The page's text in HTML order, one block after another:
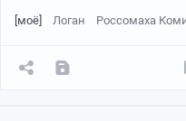
[моё] Логан Россомаха